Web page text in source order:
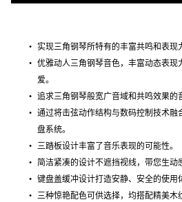
实现三角钢琴所特有的丰富共鸣和表现
优雅动人三角钢琴音色，丰富动态表
爱。
追求三角钢琴般宽广音域和共鸣效果的
通过将击弦动作结构与数码控制技术
盘系统。
三踏板设计丰富了音乐表现的可能性。
简洁紧凑的设计不遮挡视线，带您生动
键盘盖缓冲设计打造安静、安全的使用
三种惊艳配色可供选择，均搭配精美